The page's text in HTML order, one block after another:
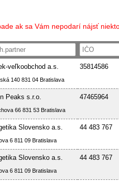
ak sa Vám nepodarí nájsť
veľkoobchod a.s.
140 831 04 Bratislava
35814586
Peaks s.r.o.
66 831 53 Bratislava
47465964
Slovensko a.s.
6 811 09 Bratislava
44 483 767
Slovensko a.s.
6 811 09 Bratislava
44 483 767